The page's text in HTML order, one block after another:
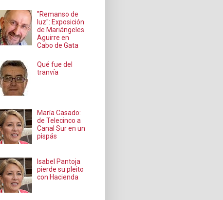
"Remanso de
luz": Exposición
de Mariángeles
Aguirre en
Cabo de Gata
Qué fue del
tranvía
María Casado:
de Telecinco a
Canal Sur en un
pispás
Isabel Pantoja
pierde su pleito
con Hacienda